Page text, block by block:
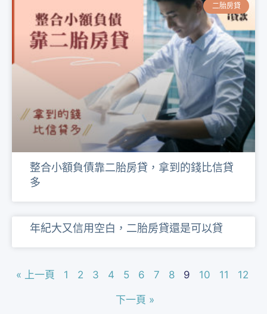
二胎房貸
整合小額負債靠二胎房貸，拿到的錢比信貸
多
年紀大又信用空白，二胎房貸還是可以貸
« 上一頁 1 2 3 4 5 6 7 8 9 10 11 12
下一頁 »